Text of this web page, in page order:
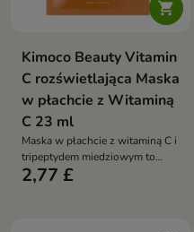

Kimoco Beauty Vitamin
C rozświetlająca Maska
w płachcie z Witaminą
C 23 ml
Maska w płachcie z witaminą C i
tripeptydem miedziowym to
rozświetlająco-regenerująca
2,77 £